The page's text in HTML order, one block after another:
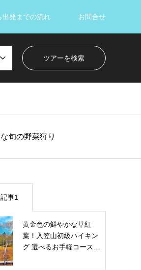
出発までの流れ お問合せ
旬の野菜狩り
事1
黄金色の鮮やかな草紅
葉！入笠山初級ハイキン
グ 選べるお手軽コース…